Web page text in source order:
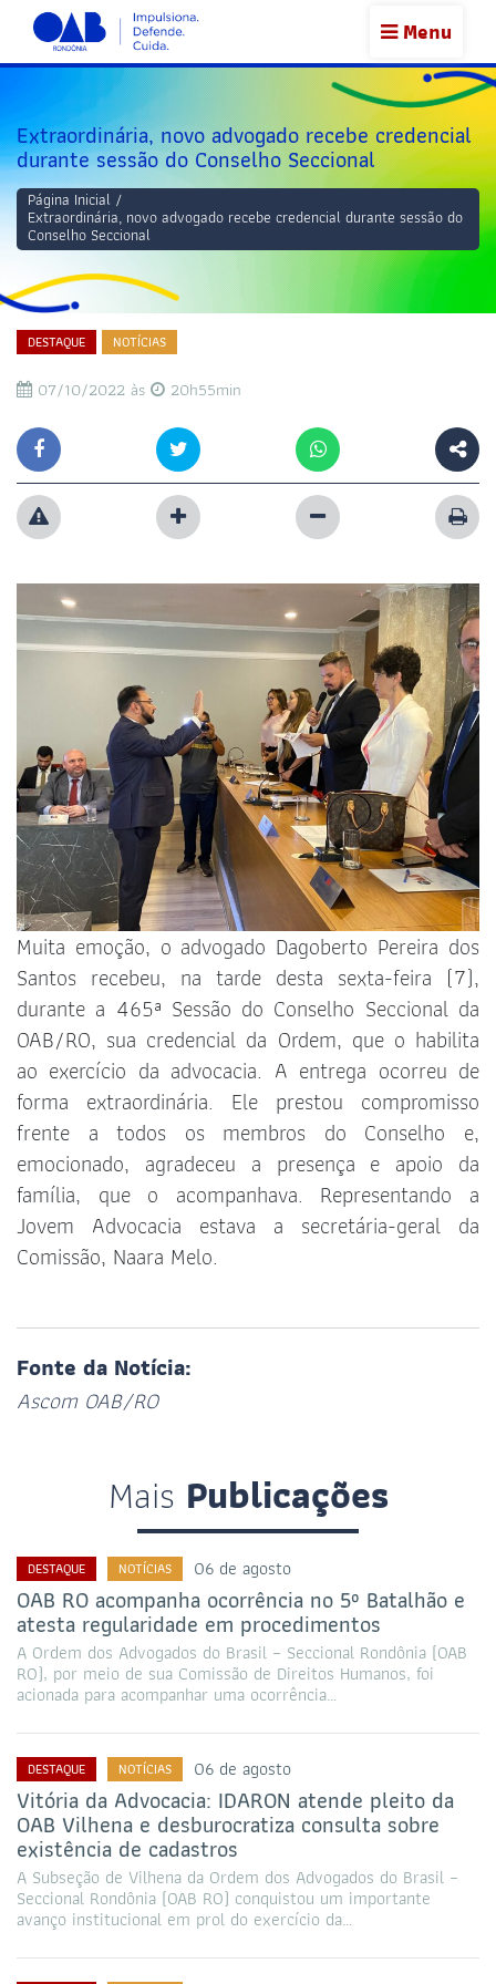
Menu
Extraordinária, novo advogado recebe credencial
durante sessão do Conselho Seccional
Página Inicial /
Extraordinária, novo advogado recebe credencial durante sessão do
Conselho Seccional
DESTAQUE NOTÍCIAS
07/10/2022 às 20h55min
Muita emoção, o advogado Dagoberto Pereira dos
Santos recebeu, na tarde desta sexta-feira (7),
durante a 465ª Sessão do Conselho Seccional da
OAB/RO, sua credencial da Ordem, que o habilita
ao exercício da advocacia. A entrega ocorreu de
forma extraordinária. Ele prestou compromisso
frente a todos os membros do Conselho e,
emocionado, agradeceu a presença e apoio da
família, que o acompanhava. Representando a
Jovem Advocacia estava a secretária-geral da
Comissão, Naara Melo.
Fonte da Notícia:
Ascom OAB/RO
Mais Publicações
DESTAQUE NOTÍCIAS 06 de agosto
OAB RO acompanha ocorrência no 5º Batalhão e
atesta regularidade em procedimentos
A Ordem dos Advogados do Brasil – Seccional Rondônia (OAB
RO), por meio de sua Comissão de Direitos Humanos, foi
acionada para acompanhar uma ocorrência…
DESTAQUE NOTÍCIAS 06 de agosto
Vitória da Advocacia: IDARON atende pleito da
OAB Vilhena e desburocratiza consulta sobre
existência de cadastros
A Subseção de Vilhena da Ordem dos Advogados do Brasil –
Seccional Rondônia (OAB RO) conquistou um importante
avanço institucional em prol do exercício da…